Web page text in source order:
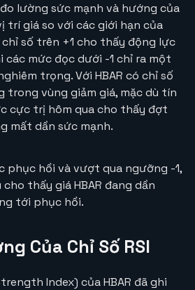
lường sức mạnh và hướng của
trí giá so với các giới hạn của
số trên +1 cho thấy động lực
các mức đọc dưới -1 chỉ ra một
trọng. Với HBAR có chỉ số
trong vùng giảm giá, mặc dù tín
cực trị hôm qua cho thấy đợt
mất dần sức mạnh.
phục hồi và vượt qua ngưỡng -1,
thấy giá HBAR đang dần
tới phục hồi.
Của Chỉ Số RSI
Index) của HBAR đã ghi